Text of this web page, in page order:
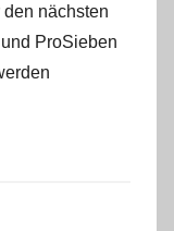
den nächsten
ProSieben